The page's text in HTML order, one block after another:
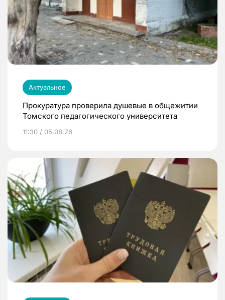
Актуальное
Прокуратура проверила душевые в общежитии
Томского педагогического университета
11:30 / 05.08.26